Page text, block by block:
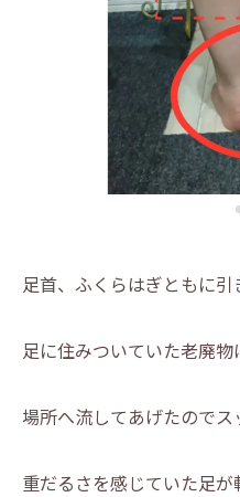
足首、ふくらはぎともに引
足に住みついていた老廃
場所へ流してあげたのでス
重だるさを感じていた足が